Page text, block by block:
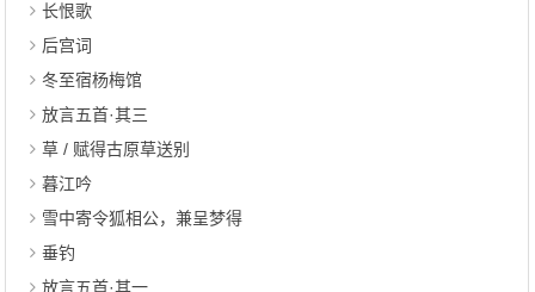
长恨歌
后宫词
冬至宿杨梅馆
放言五首·其三
草 / 赋得古原草送别
暮江吟
雪中寄令狐相公，兼呈梦得
垂钓
放言五首·其一